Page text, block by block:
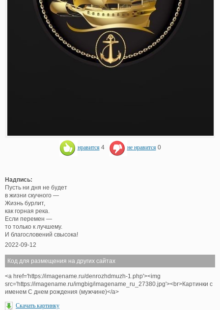
нравится 4 не нравится 0
Надпись:
Пусть ни дня не будет
в жизни скучного —
Жизнь бурлит,
как горная река.
Если перемен —
то только к лучшему.
И благословений свысока!
2022-09-12
Код для размещения на других сайтах
<a href='https://imagename.ru/denrozhdmuzh-1.php'><img
src='https://imagename.ru/imgbig/imagename_ru_27380.jpg'><br>Картинки с
именем С днем рождения (мужчине)</a>
Скачать картинку